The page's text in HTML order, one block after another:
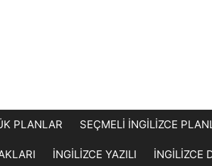
PLANLAR SEÇMELİ İNGİLİZCE
İNGİLİZCE YAZILI İNGİLİZCE